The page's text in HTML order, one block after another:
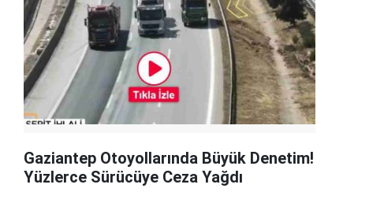
Gaziantep Otoyollarında Büyük Denetim!
Yüzlerce Sürücüye Ceza Yağdı